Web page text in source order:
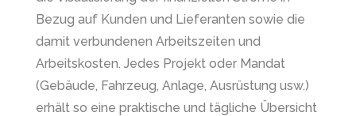
Bezug auf Kunden und Lieferanten sowie die
damit verbundenen Arbeitszeiten und
Arbeitskosten. Jedes Projekt oder Mandat
(Gebäude, Fahrzeug, Anlage, Ausrüstung usw.)
erhält so eine praktische und tägliche Übersicht